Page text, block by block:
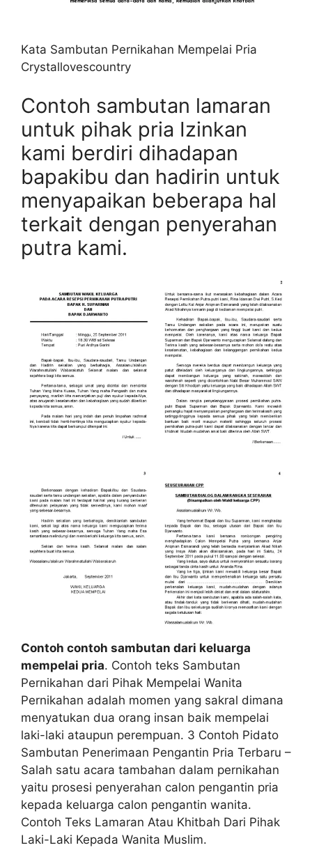
Kata Sambutan Pernikahan Mempelai Pria
Crystallovescountry
Contoh sambutan lamaran
untuk pihak pria Izinkan
kami berdiri dihadapan
bapakibu dan hadirin untuk
menyapaikan beberapa hal
terkait dengan penyerahan
putra kami.
Contoh contoh sambutan dari keluarga
mempelai pria. Contoh teks Sambutan
Pernikahan dari Pihak Mempelai Wanita
Pernikahan adalah momen yang sakral dimana
menyatukan dua orang insan baik mempelai
laki-laki ataupun perempuan. 3 Contoh Pidato
Sambutan Penerimaan Pengantin Pria Terbaru –
Salah satu acara tambahan dalam pernikahan
yaitu prosesi penyerahan calon pengantin pria
kepada keluarga calon pengantin wanita.
Contoh Teks Lamaran Atau Khitbah Dari Pihak
Laki-Laki Kepada Wanita Muslim.